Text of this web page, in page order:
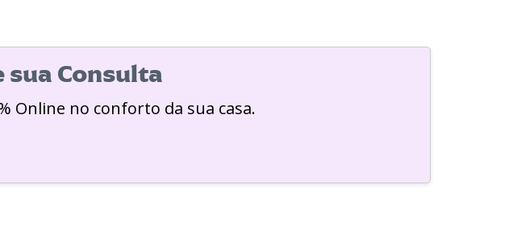
sua Consulta
Online no conforto da sua casa.